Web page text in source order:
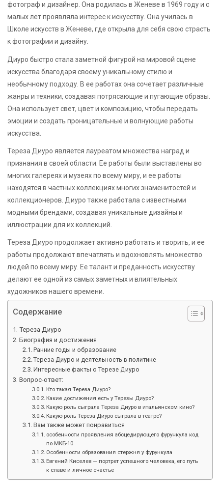
фотограф и дизайнер. Она родилась в Женеве в 1969 году и с
малых лет проявляла интерес к искусству. Она училась в
Школе искусств в Женеве, где открыла для себя свою страсть
к фотографии и дизайну.
Диуро быстро стала заметной фигурой на мировой сцене
искусства благодаря своему уникальному стилю и
необычному подходу. В ее работах она сочетает различные
жанры и техники, создавая потрясающие и пугающие образы.
Она использует свет, цвет и композицию, чтобы передать
эмоции и создать проницательные и волнующие работы
искусства.
Тереза Диуро является лауреатом множества наград и
признания в своей области. Ее работы были выставлены во
многих галереях и музеях по всему миру, и ее работы
находятся в частных коллекциях многих знаменитостей и
коллекционеров. Диуро также работала с известными
модными брендами, создавая уникальные дизайны и
иллюстрации для их коллекций.
Тереза Диуро продолжает активно работать и творить, и ее
работы продолжают впечатлять и вдохновлять множество
людей по всему миру. Ее талант и преданность искусству
делают ее одной из самых заметных и влиятельных
художников нашего времени.
Содержание
Тереза Диуро
Биография и достижения
Ранние годы и образование
Тереза Диуро и деятельность в политике
Интересные факты о Терезе Диуро
Вопрос-ответ:
Кто такая Тереза Диуро?
Какие достижения есть у Терезы Диуро?
Какую роль сыграла Тереза Диуро в итальянском кино?
Какую роль Тереза Диуро сыграла в театре?
Вам также может понравиться
особенности проявления абсцедирующего фурункула код
по МКБ-10
Особенности образования стержня у фурункула
Евгений Киселев — портрет успешного человека, его путь
к славе и личное счастье